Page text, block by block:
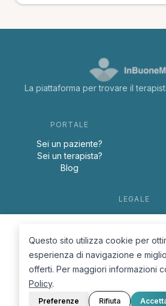
La piattaforma per trovare il
PORTALE
Sei un paziente?
Sei un terapista?
Blog
LEGALE
Cookie Policy
Questo sito utilizza cookie per
esperienza di navigazione e
offerti. Per maggiori informazioni
Policy.
Preferenze Rifiuta